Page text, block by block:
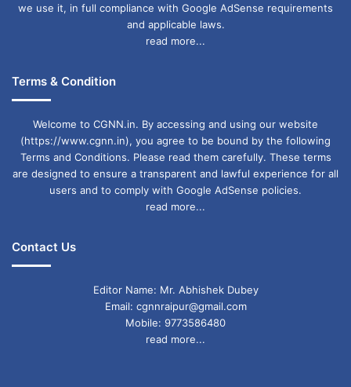
we use it, in full compliance with Google AdSense requirements
and applicable laws.
read more...
Terms & Condition
Welcome to CGNN.in. By accessing and using our website
(https://www.cgnn.in), you agree to be bound by the following
Terms and Conditions. Please read them carefully. These terms
are designed to ensure a transparent and lawful experience for all
users and to comply with Google AdSense policies.
read more...
Contact Us
Editor Name: Mr. Abhishek Dubey
Email: cgnnraipur@gmail.com
Mobile: 9773586480
read more...